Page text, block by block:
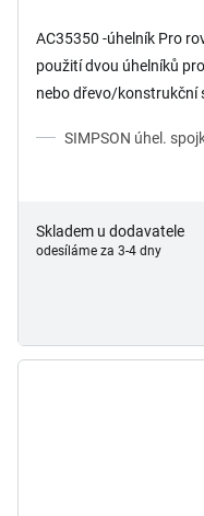
AC35350 -úhelník Pro
použití dvou úhelníků
nebo dřevo/konstrukční
SIMPSON úhel.
Skladem u dodavatele
odesíláme za 3-4 dny